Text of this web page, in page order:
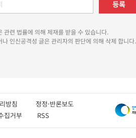
등록
련 법률에 의해 제재를 받을 수 있습니다.
인신공격성 글은 관리자의 판단에 의해 삭제 합니다.
리방침 정정·반론보도
집거부 RSS